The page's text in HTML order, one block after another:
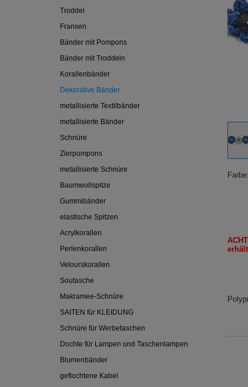
Troddel
Fransen
Bänder mit Pompons
Bänder mit Troddeln
Korallenbänder
Dekorative Bänder
metallisierte Textilbänder
metallisierte Bänder
Schnüre
Zierpompons
metallisierte Schnüre
Baumwollspitze
Gummibänder
elastische Spitzen
Acrylkorallen
Perlenkorallen
Velourskorallen
Soutasche
Makramee-Schnüre
SAITEN für KLEIDUNG
Schnüre für Werbetaschen
Dochte für Lampen und Taschenlampen
Blumenbänder
geflochtene Kabel
Farbe